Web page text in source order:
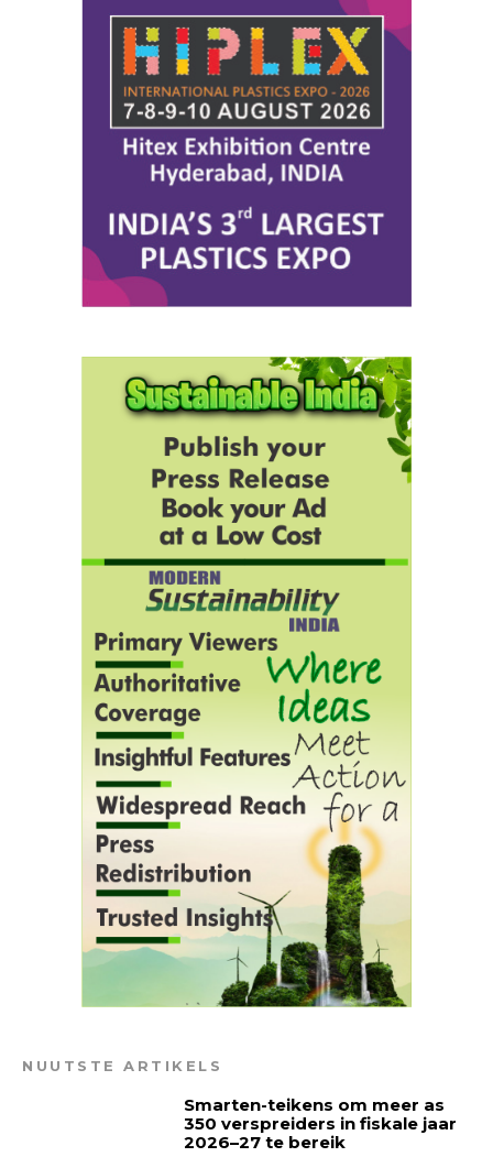
NUUTSTE ARTIKELS
Smarten-teikens om meer as
350 verspreiders in fiskale jaar
2026–27 te bereik